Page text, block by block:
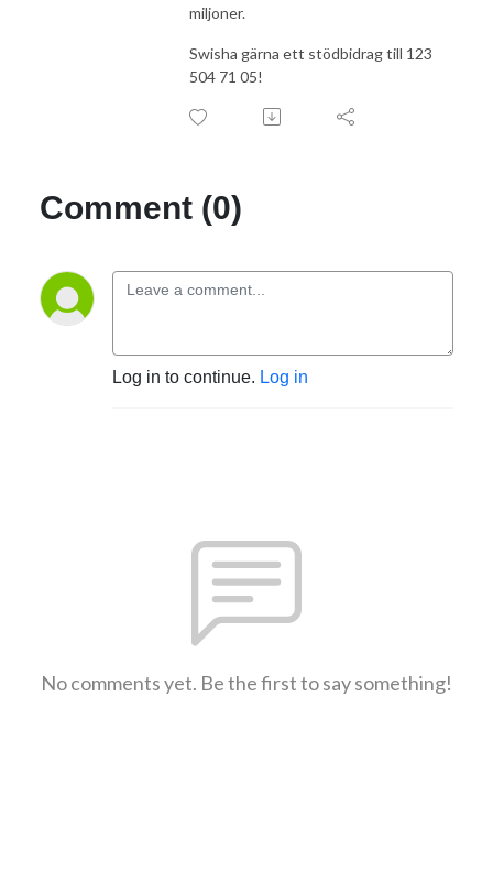
miljoner.
Swisha gärna ett stödbidrag till 123
504 71 05!
Comment (0)
Log in to continue. Log in
No comments yet. Be the first to say something!